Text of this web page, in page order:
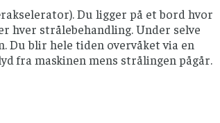
Du ligger på et bord hvor
hver strålebehandling. Under selve
Du blir hele tiden overvåket via en
fra maskinen mens strålingen pågår.